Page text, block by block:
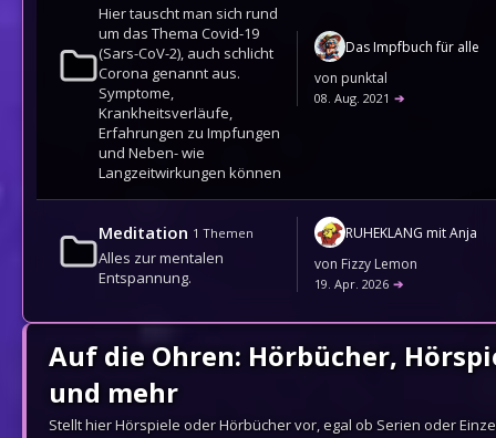
Hier tauscht man sich rund
um das Thema Covid-19
(Sars-CoV-2), auch schlicht
Corona genannt aus.
Symptome,
Krankheitsverläufe,
Erfahrungen zu Impfungen
und Neben- wie
Langzeitwirkungen können
Das Impfbuch für alle
von punktal
08. Aug. 2021 ➔
Meditation 1 Themen
Alles zur mentalen
Entspannung.
RUHEKLANG mit Anja
von Fizzy Lemon
19. Apr. 2026 ➔
Auf die Ohren: Hörbücher,
und mehr
Stellt hier Hörspiele oder Hörbücher vor, egal ob Serien oder